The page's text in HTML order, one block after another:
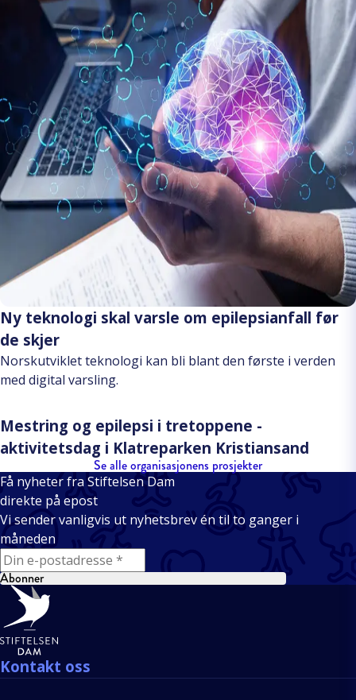
Ny teknologi skal varsle om epilepsianfall før
de skjer
Norskutviklet teknologi kan bli blant den første i verden
med digital varsling.
Mestring og epilepsi i tretoppene -
aktivitetsdag i Klatreparken Kristiansand
Se alle organisasjonens prosjekter
Få nyheter fra Stiftelsen Dam
direkte på epost
Vi sender vanligvis ut nyhetsbrev én til to ganger i
måneden
E-mail
Abonner
Bunntekst
Kontakt oss